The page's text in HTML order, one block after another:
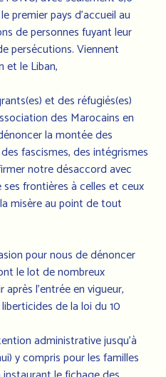
premier pays d'accueil au
de personnes fuyant leur
persécutions. Viennent
et le Liban,
et des réfugiés(es)
des Marocains en
la montée des
fascismes, des intégrismes
notre désaccord avec
frontières à celles et ceux
misère au point de tout
pour nous de dénoncer
le lot de nombreux
l’entrée en vigueur,
de la loi du 10
administrative jusqu’à
y compris pour les familles